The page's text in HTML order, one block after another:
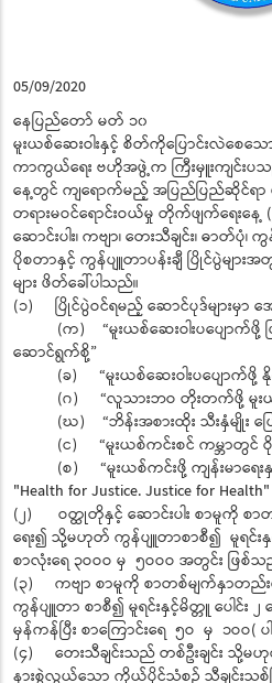
05/09/2020
နေပြည်တော် မတ် ၁၀
မူးယစ်ဆေးဝါးနှင့် စိတ်ကိုပြောင်းလဲစေသော
ကာကွယ်ရေး ဗဟိုအဖွဲ့က ကြီးမှူးကျင်းပသ
နေ့တွင် ကျရောက်မည့် အပြည်ပြည်ဆိုင်ရာ
တရားမဝင်ရောင်းဝယ်မှု တိုက်ဖျက်ရေးနေ့
ဆောင်းပါး၊ ကဗျာ၊ တေးသီချင်း၊ ဓာတ်ပုံ၊
ပိုစတာနှင့် ကွန်ပျူတာပန်းချီ ပြိုင်ပွဲမျ
များ ဖိတ်ခေါ်ပါသည်။
(၁) ပြိုင်ပွဲဝင်ရမည့် ဆောင်ပုဒ်များမှာ
(က) “မူးယစ်ဆေးဝါးပပျောက်ဖို့ ပ
ဆောင်ရွက်စို့”
(ခ) “မူးယစ်ဆေးဝါးပပျောက်ဖို့ နိုင်ငံ
(ဂ) “လူသားဘဝ တိုးတက်ဖို့ မူးယစ်ဆ
(ဃ) “ဘိန်းအစားထိုး သီးနှံမျိုး ပြော
(င) “မူးယစ်ကင်းစင် ကမ္ဘာတွင် ဝိုင်
(စ) “မူးယစ်ကင်းဖို့ ကျန်းမာရေး
"Health for Justice. Justice for Health"
(၂) ဝတ္ထုတိုနှင့် ဆောင်းပါး စာမူကို စ
ရေး၍ သို့မဟုတ် ကွန်ပျူတာစာစီ၍ မူရင်းနှင့်
စာလုံးရေ ၃ဝဝဝ မှ ၅ဝဝဝ အတွင်း ဖြစ်သ
(၃) ကဗျာ စာမူကို စာတစ်မျက်နှာတည်
ကွန်ပျူတာ စာစီ၍ မူရင်းနှင့်မိတ္တူ ပေါင်း
မှန်ကန်ပြီး စာကြောင်းရေ ၅ဝ မှ ၁ဝဝ(
(၄) တေးသီချင်းသည် တစ်ဦးချင်း
နားစွဲလွယ်သော ကိုယ်ပိုင်သံစဉ် သီချင်းသစ်